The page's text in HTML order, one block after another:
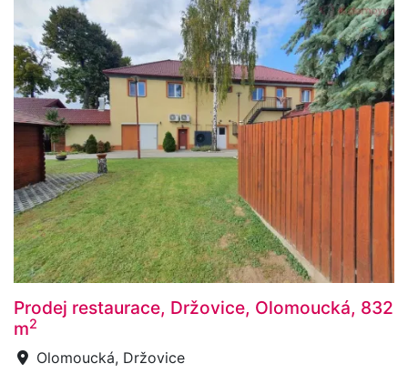
Prodej restaurace, Držovice, Olomoucká, 832
m2
Olomoucká, Držovice